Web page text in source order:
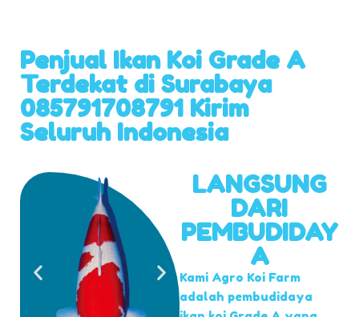
Penjual Ikan Koi Grade A
Terdekat di Surabaya
085791708791 Kirim
Seluruh Indonesia
LANGSUNG
DARI
PEMBUDIDAY
A
Kami Agro Koi Farm
adalah pembudidaya